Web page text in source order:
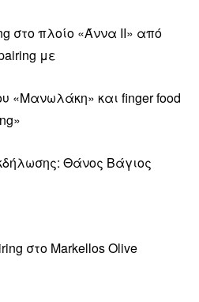
στο πλοίο «Άννα ΙΙ» από
με
«Μανωλάκη» και finger food
Θάνος Βάγιος
στο Markellos Olive